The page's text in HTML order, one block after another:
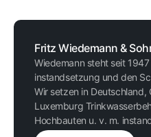
Fritz Wiedemann &
Wiedemann steht seit
instandsetzung und den
Wir setzen in Deutschland,
Luxemburg
Hochbauten u. v. m.